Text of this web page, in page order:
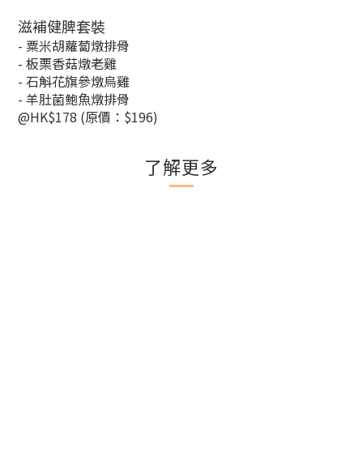
滋補健脾套裝
- 粟米胡蘿蔔燉排骨
- 板栗香菇燉老雞
- 石斛花旗參燉烏雞
- 羊肚菌鮑魚燉排骨
@HK$178 (原價：$196)
了解更多